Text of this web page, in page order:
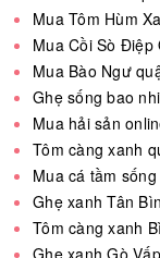
Mua Tôm Hùm
Mua Cồi Sò Điệp
Mua Bào Ngư
Ghẹ sống bao
Mua hải sản
Tôm càng xanh
Mua cá tầm
Ghẹ xanh Tân
Tôm càng xanh
Ghẹ xanh Gò